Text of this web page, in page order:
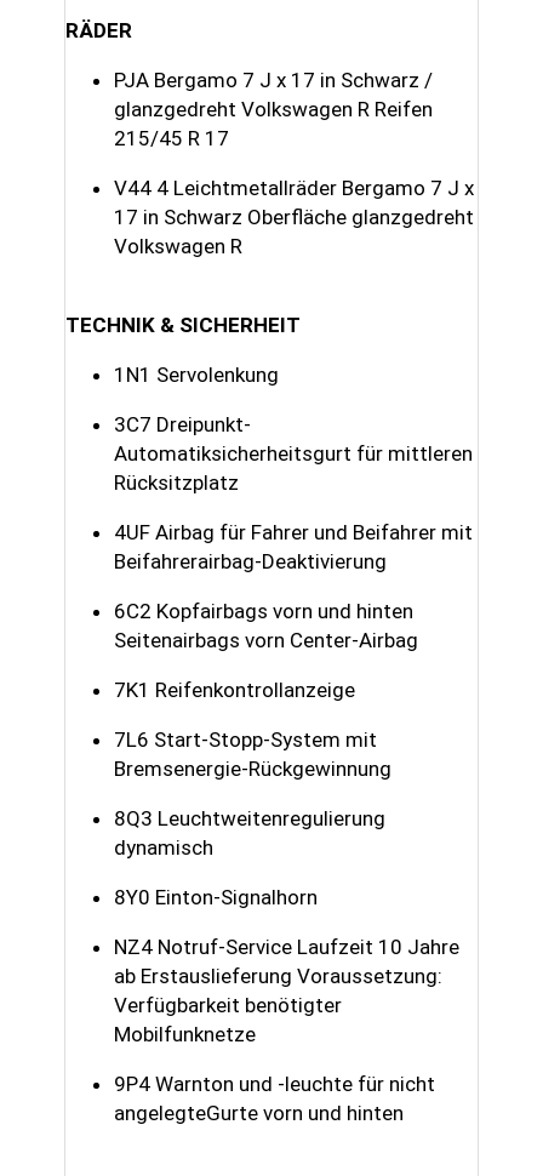
RÄDER
PJA Bergamo 7 J x 17 in Schwarz /
glanzgedreht Volkswagen R Reifen
215/45 R 17
V44 4 Leichtmetallräder Bergamo 7 J x
17 in Schwarz Oberfläche glanzgedreht
Volkswagen R
TECHNIK & SICHERHEIT
1N1 Servolenkung
3C7 Dreipunkt-
Automatiksicherheitsgurt für mittleren
Rücksitzplatz
4UF Airbag für Fahrer und Beifahrer mit
Beifahrerairbag-Deaktivierung
6C2 Kopfairbags vorn und hinten
Seitenairbags vorn Center-Airbag
7K1 Reifenkontrollanzeige
7L6 Start-Stopp-System mit
Bremsenergie-Rückgewinnung
8Q3 Leuchtweitenregulierung
dynamisch
8Y0 Einton-Signalhorn
NZ4 Notruf-Service Laufzeit 10 Jahre
ab Erstauslieferung Voraussetzung:
Verfügbarkeit benötigter
Mobilfunknetze
9P4 Warnton und -leuchte für nicht
angelegteGurte vorn und hinten